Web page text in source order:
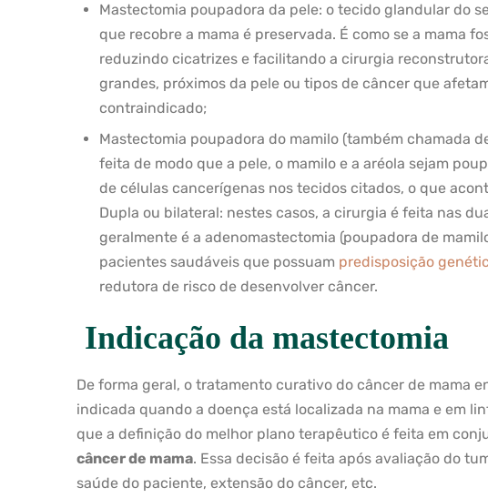
Mastectomia poupadora da pele: o tecido glandular do
que recobre a mama é preservada. É como se a mama
reduzindo cicatrizes e facilitando a cirurgia
grandes, próximos da pele ou tipos de câncer que
contraindicado;
Mastectomia poupadora do mamilo (também chamada
feita de modo que a pele, o mamilo e a aréola sejam
de células cancerígenas nos tecidos citados, o que
Dupla ou bilateral: nestes casos, a cirurgia é feita nas
geralmente é a adenomastectomia (poupadora de
pacientes saudáveis que possuam predisposição
redutora de risco de desenvolver câncer.
Indicação da mastectomia
De forma geral, o tratamento curativo do câncer de mama
indicada quando a doença está localizada na mama e em
que a definição do melhor plano terapêutico é feita em
câncer de mama. Essa decisão é feita após avaliação do
saúde do paciente, extensão do câncer, etc.